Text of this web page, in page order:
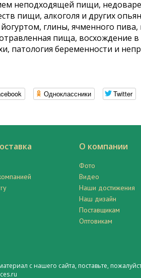
неподходящей пищи,
пищи, алкоголя и других
глины, ячменного
пища, восхождение
патология беременности и
Одноклассники Twitter
О компании
Фото
Видео
Наши достижения
Наш дизайн
Поставщикам
Оптовикам
с нашего сайта, поставьте,